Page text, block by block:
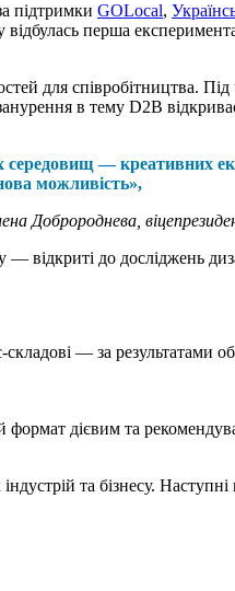
підтримки GOLocal,
перша
для співробітництва. Під
в тему D2B
— креативних
можливість»,
Добророднева,
відкриті до досліджень
складові — за
дієвим та
та бізнесу.